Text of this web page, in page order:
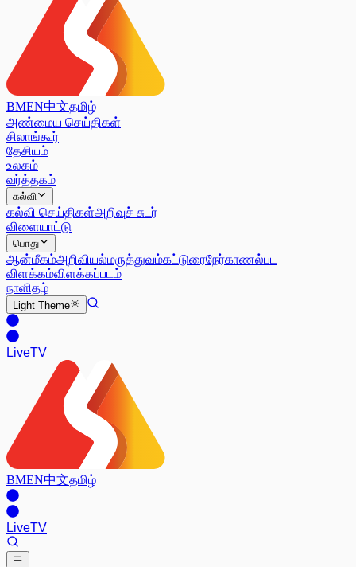
BMEN中文தமிழ்
அண்மைய செய்திகள்
சிலாங்கூர்
தேசியம்
உலகம்
வர்த்தகம்
கல்வி
கல்வி செய்திகள்அறிவுச் சுடர்
விளையாட்டு
பொது
ஆன்மீகம்அறிவியல்மருத்துவம்கட்டுரைநேர்காணல்பட
விளக்கம்விளக்கப்படம்
நாளிதழ்
Light Theme
LiveTV
BMEN中文தமிழ்
LiveTV